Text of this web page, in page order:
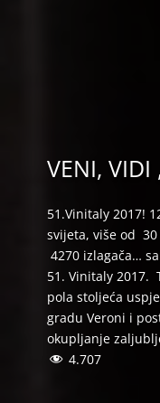
VENI, VIDI
51.Vinitaly 2017!
svijeta, više od
4270 izlagača…
51. Vinitaly 2017.
pola stoljeća
gradu Veroni i
okupljanje
4.707